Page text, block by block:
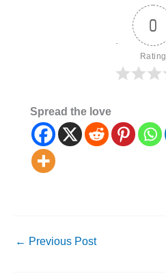
0
Rating
Spread the love
← Previous Post